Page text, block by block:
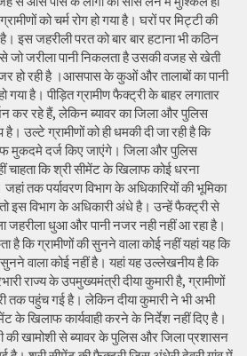
को चर्म रोग हो गया है। घरों पर मिट्टी की
इस जहरीली परत को बार बार हटाना भी कठिन
जो जरीला पानी निकलता है उसकी वजह से खेती
हो रही है ।आसपास के कुओं और तालाबों का पानी
गया है। पीड़ित ग्रामीण फैक्ट्री के बाहर लगातार
कर रहे हैं, लेकिन ब्यावर का जिला और पुलिस
उल्टे ग्रामीणों को ही धमकी दी जा रही है कि
मुकदमे दर्ज किए जाएंगे। जिला और पुलिस
चाहता कि श्री सीमेंट के खिलाफ कोई धरना
जहां तक पर्यावरण विभाग के अधिकारियों की भूमिका
इस विभाग के अधिकारी अंधे है। उन्हें फैक्ट्री से
जहरीला धुआ और पानी नजर नही नहीं आ रहा है।
है कि ग्रामीणों की सुनने वाला कोई नहीं यहां यह कि
सुनने वाला कोई नहीं है। यहां यह उल्लेखनीय है कि
राज्य के उपमुख्यमंत्री दीया कुमारी है, ग्रामीणों
तक पहुंच गई है। लेकिन दीया कुमारी ने भी अभी
के खिलाफ कार्यवाही करने के निर्देश नहीं दिए है।
की खामोशी से ब्यावर के पुलिस और जिला प्रशासन